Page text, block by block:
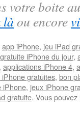
votre boite
là ou encore
app iPhone, jeu iPad
iPhone du jour,
, applications iPhone 4,
iPhone gratuites, bon
iPhone, jeux iPhone
gratuite. Vous